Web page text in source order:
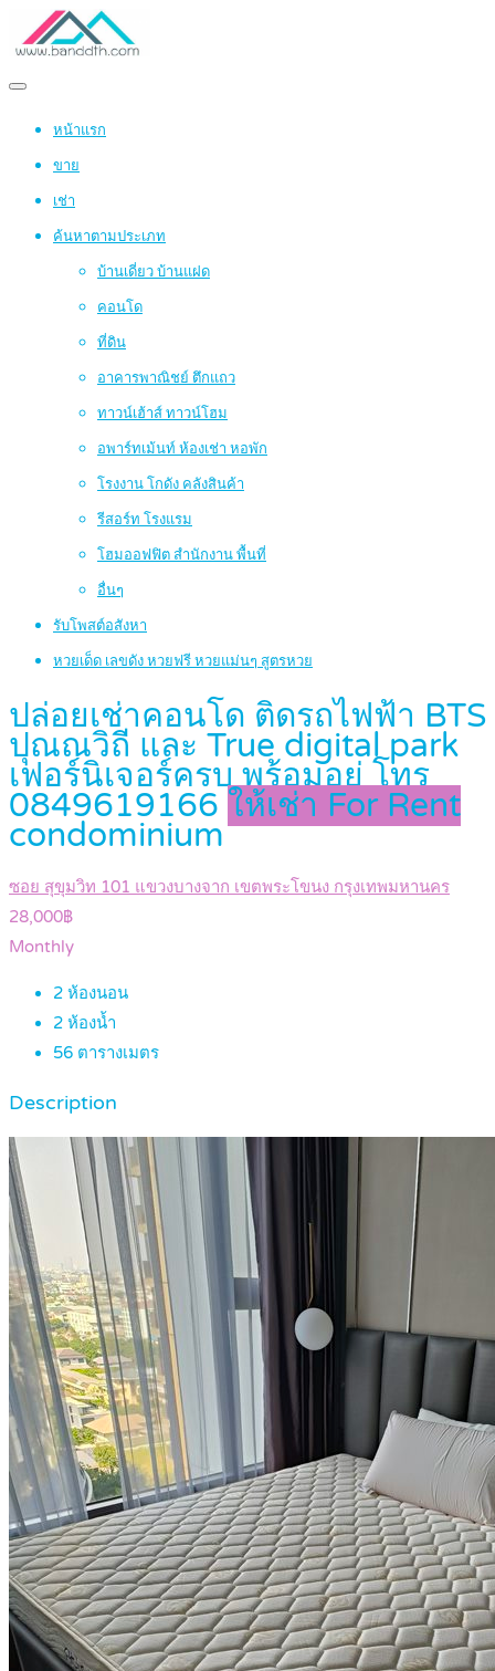
หน้าแรก
ขาย
เช่า
ค้นหาตามประเภท
บ้านเดี่ยว บ้านแฝด
คอนโด
ที่ดิน
อาคารพาณิชย์ ตึกแถว
ทาวน์เฮ้าส์ ทาวน์โฮม
อพาร์ทเม้นท์ ห้องเช่า หอพัก
โรงงาน โกดัง คลังสินค้า
รีสอร์ท โรงแรม
โฮมออฟฟิต สำนักงาน พื้นที่
อื่นๆ
รับโพสต์อสังหา
หวยเด็ด เลขดัง หวยฟรี หวยแม่นๆ สูตรหวย
ปล่อยเช่าคอนโด ติดรถไฟฟ้า BTS
ปุณณวิถี และ True digital park
เฟอร์นิเจอร์ครบ พร้อมอยู่ โทร
0849619166 ให้เช่า For Rent
condominium
ซอย สุขุมวิท 101 แขวงบางจาก เขตพระโขนง กรุงเทพมหานคร
28,000฿
Monthly
2 ห้องนอน
2 ห้องน้ำ
56 ตารางเมตร
Description